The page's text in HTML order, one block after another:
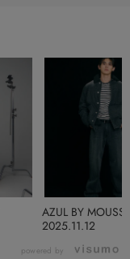
2025.11.12
AZUL BY
powered by